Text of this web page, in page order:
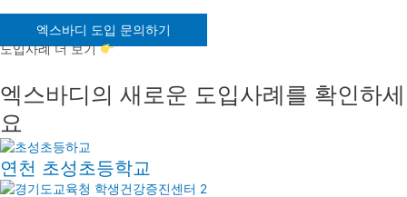
엑스바디 도입 문의하기
도입사례 더 보기
엑스바디의 새로운 도입사례를 확인하세
요
연천 초성초등학교